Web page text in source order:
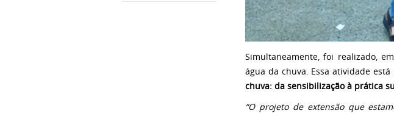
Simultaneamente, foi realizado,
água da chuva. Essa atividade
chuva: da sensibilização à prática
“O projeto de extensão que